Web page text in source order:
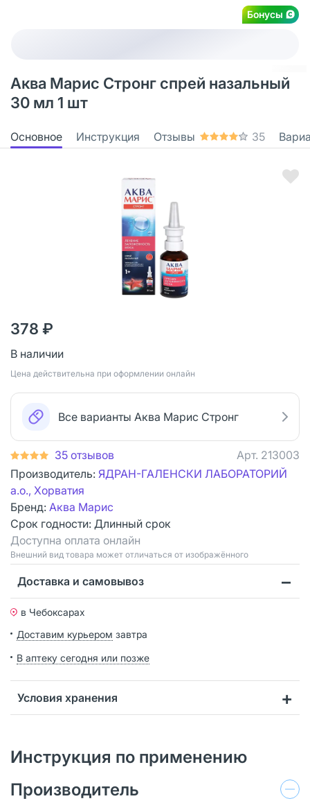
Бонусы
Аква Марис Стронг спрей назальный
30 мл 1 шт
Основное Инструкция Отзывы 35
378 ₽
В наличии
Цена действительна при оформлении онлайн
Все варианты Аква Марис Стронг
35 отзывов Арт. 213003
Производитель: ЯДРАН-ГАЛЕНСКИ ЛАБОРАТОРИЙ
а.о., Хорватия
Бренд: Аква Марис
Срок годности: Длинный срок
Доступна оплата онлайн
Bнешний вид товара может отличаться от изображённого
Доставка и самовывоз
в Чебоксарах
Доставим курьером завтра
В аптеку сегодня или позже
Условия хранения
Инструкция по применению
Производитель